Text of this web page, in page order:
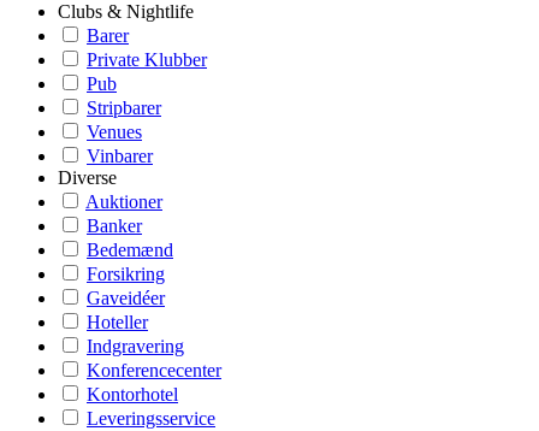
Clubs & Nightlife
Barer
Private Klubber
Pub
Stripbarer
Venues
Vinbarer
Diverse
Auktioner
Banker
Bedemænd
Forsikring
Gaveidéer
Hoteller
Indgravering
Konferencecenter
Kontorhotel
Leveringsservice